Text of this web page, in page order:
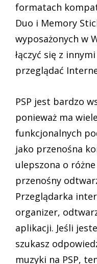
formatach
Duo i Memory
wyposażonych w
łączyć się z
przeglądać
PSP jest bardzo
ponieważ ma
funkcjonalnych
jako przenośna
ulepszona o
przenośny
Przeglądarka
organizer,
aplikacji. Jeśli
szukasz
muzyki na PSP,